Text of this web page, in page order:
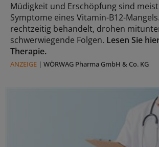
Müdigkeit und Erschöpfung sind
Symptome eines Vitamin-B12-
rechtzeitig behandelt, drohen
schwerwiegende Folgen. Lesen Sie
Therapie.
ANZEIGE | WÖRWAG Pharma GmbH & Co. KG